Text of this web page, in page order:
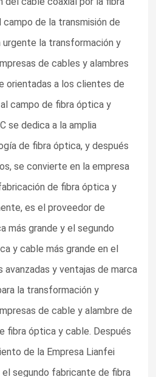
de la transmisión de
urgente la transformación y
de cables y alambres
orientadas a los clientes de
campo de fibra óptica y
se dedica a la amplia
de fibra óptica, y después
se convierte en la empresa
de fibra óptica y
es el proveedor de
más grande y el segundo
y cable más grande en el
avanzadas y ventajas de marca
la transformación y
de cable y alambre de
fibra óptica y cable. Después
de la Empresa Lianfei
el segundo fabricante de fibra